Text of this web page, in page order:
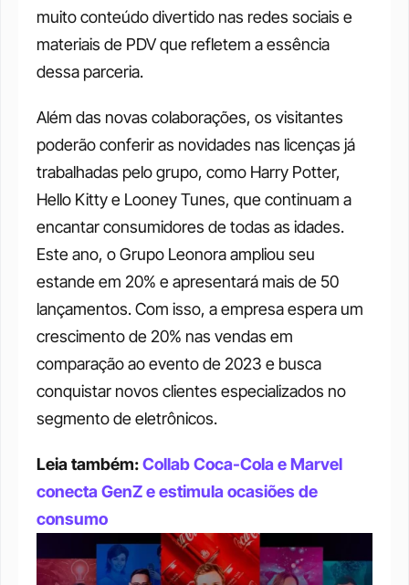
muito conteúdo divertido nas redes sociais e
materiais de PDV que refletem a essência
dessa parceria.
Além das novas colaborações, os visitantes
poderão conferir as novidades nas licenças já
trabalhadas pelo grupo, como Harry Potter,
Hello Kitty e Looney Tunes, que continuam a
encantar consumidores de todas as idades.
Este ano, o Grupo Leonora ampliou seu
estande em 20% e apresentará mais de 50
lançamentos. Com isso, a empresa espera um
crescimento de 20% nas vendas em
comparação ao evento de 2023 e busca
conquistar novos clientes especializados no
segmento de eletrônicos.
Leia também: Collab Coca-Cola e Marvel
conecta GenZ e estimula ocasiões de
consumo